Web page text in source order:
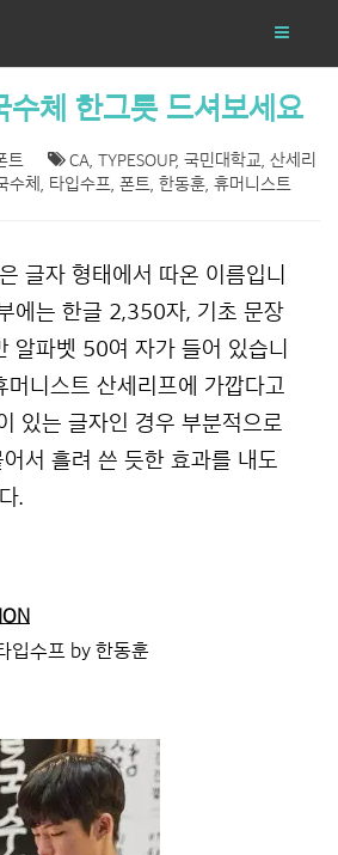
수체 한그릇 드셔보세요
트 CA TYPESOUP, 국민대학교
산세리
수체 타입수프 폰트 한동훈 휴머니스트
글자 형태에서 따온 이름입니
에는 한글 2,350자, 기초 문장
알파벳 50여 자가 들어 있습니
머니스트 산세리프에 가깝다고
있는 글자인 경우 부분적으로
서 흘려 쓴 듯한 효과를 내도
.
입수프 by 한동훈